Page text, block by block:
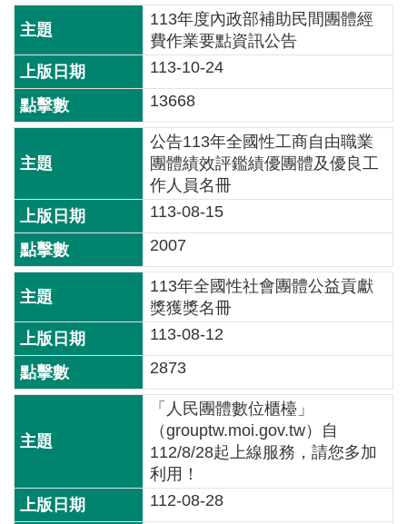
站
安
全
政
策
私
保
護
政
策
府
網
站
開
宣
告
113年度內政部補助民間團體經
費作業要點資訊公告
113-10-24
13668
公告113年全國性工商自由職業
團體績效評鑑績優團體及優良工
作人員名冊
113-08-15
2007
113年全國性社會團體公益貢獻
獎獲獎名冊
113-08-12
2873
「人民團體數位櫃檯」
（grouptw.moi.gov.tw）自
112/8/28起上線服務，請您多加
利用！
112-08-28